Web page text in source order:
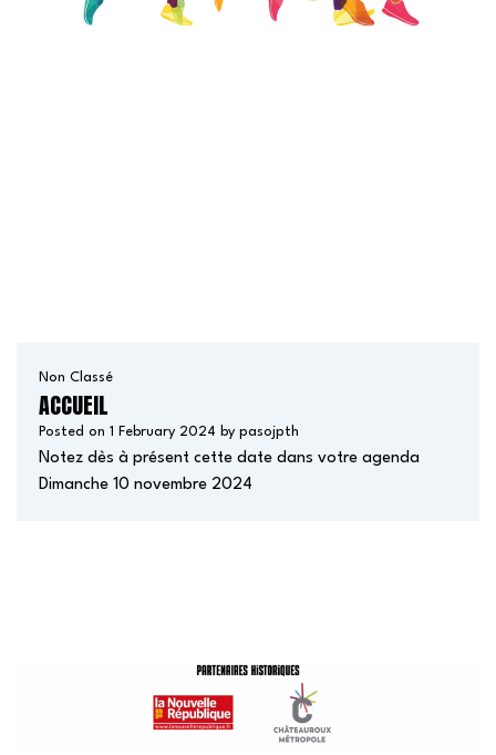
Non Classé
ACCUEIL
Posted on 1 February 2024 by pasojpth
Notez dès à présent cette date dans votre agenda
Dimanche 10 novembre 2024